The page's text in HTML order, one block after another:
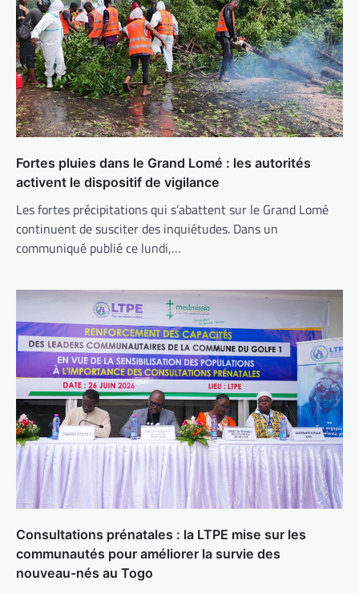
Fortes pluies dans le Grand Lomé : les autorités
activent le dispositif de vigilance
Les fortes précipitations qui s’abattent sur le Grand Lomé
continuent de susciter des inquiétudes. Dans un
communiqué publié ce lundi,…
Consultations prénatales : la LTPE mise sur les
communautés pour améliorer la survie des
nouveau-nés au Togo